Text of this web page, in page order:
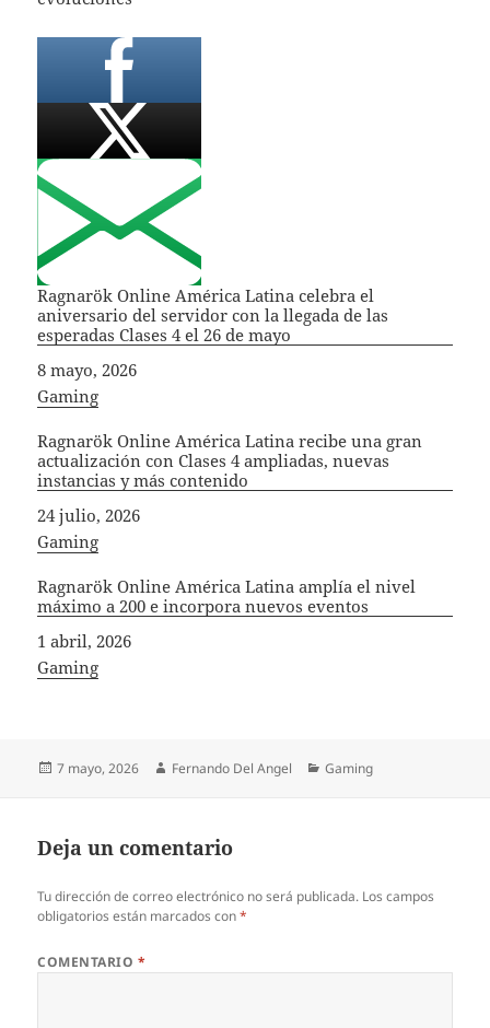
Ragnarök Online América Latina celebra el
aniversario del servidor con la llegada de las
esperadas Clases 4 el 26 de mayo
Fecha
8 mayo, 2026
In relation to
Gaming
Ragnarök Online América Latina recibe una gran
actualización con Clases 4 ampliadas, nuevas
instancias y más contenido
Fecha
24 julio, 2026
In relation to
Gaming
Ragnarök Online América Latina amplía el nivel
máximo a 200 e incorpora nuevos eventos
Fecha
1 abril, 2026
In relation to
Gaming
Publicado
7 mayo, 2026 Autor
Fernando Del Angel Categorías
Gaming
Deja un comentario
Tu dirección de correo electrónico no será publicada. Los campos
obligatorios están marcados con*
COMENTARIO *